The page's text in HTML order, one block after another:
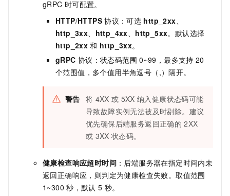
gRPC 时可配置。
HTTP/HTTPS 协议：可选 http_2xx、
http_3xx、 http_4xx、 http_5xx。默认选择
http_2xx 和 http_3xx。
gRPC 协议：状态码范围 0~99，最多支持 20
个范围值，多个值用半角逗号（,）隔开。
警告 将 4XX 或 5XX 纳入健康状态码可能
导致故障实例无法被及时剔除。建议
优先确保后端服务返回正确的 2XX
或 3XX 状态码。
健康检查响应超时时间 ：后端服务器在指定时间内未
返回正确响应，则判定为健康检查失败。取值范围
1~300 秒，默认 5 秒。